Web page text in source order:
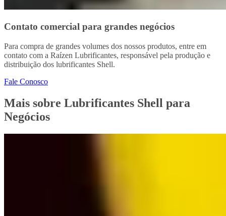
Contato comercial para grandes negócios
Para compra de grandes volumes dos nossos produtos, entre em
contato com a Raízen Lubrificantes, responsável pela produção e
distribuição dos lubrificantes Shell.
Fale Conosco
Mais sobre Lubrificantes Shell para
Negócios